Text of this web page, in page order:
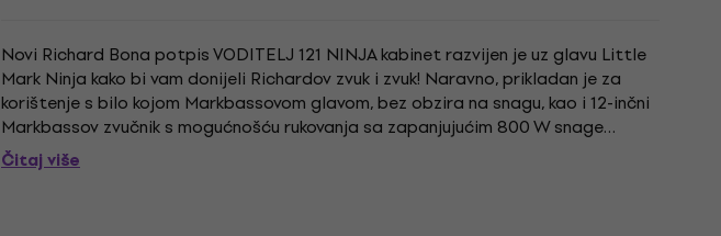
Novi Richard Bona potpis VODITELJ 121 NINJA kabinet razvijen je uz glavu Little
Mark Ninja kako bi vam donijeli Richardov zvuk i zvuk! Naravno, prikladan je za
korištenje s bilo kojom Markbassovom glavom, bez obzira na snagu, kao i 12-inčni
Markbassov zvučnik s mogućnošću rukovanja sa zapanjujućim 800 W snage
(nevjerojatno za jedan 12-inčni...
Čitaj više